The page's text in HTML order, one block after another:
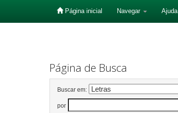
Página inicial Navegar Ajuda
Página de Busca
Buscar em:
por